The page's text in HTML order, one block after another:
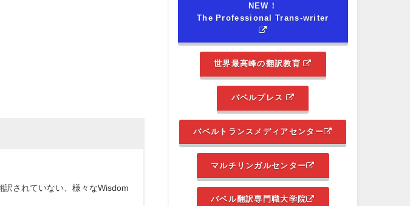
されていない、様々なWisdom
NEW！
The Professional Trans-writer
世界最高峰の翻訳教育
バベルプレス
バベルトランスメディアセンター
マルチリンガルセンター
バベル翻訳専門職大学院